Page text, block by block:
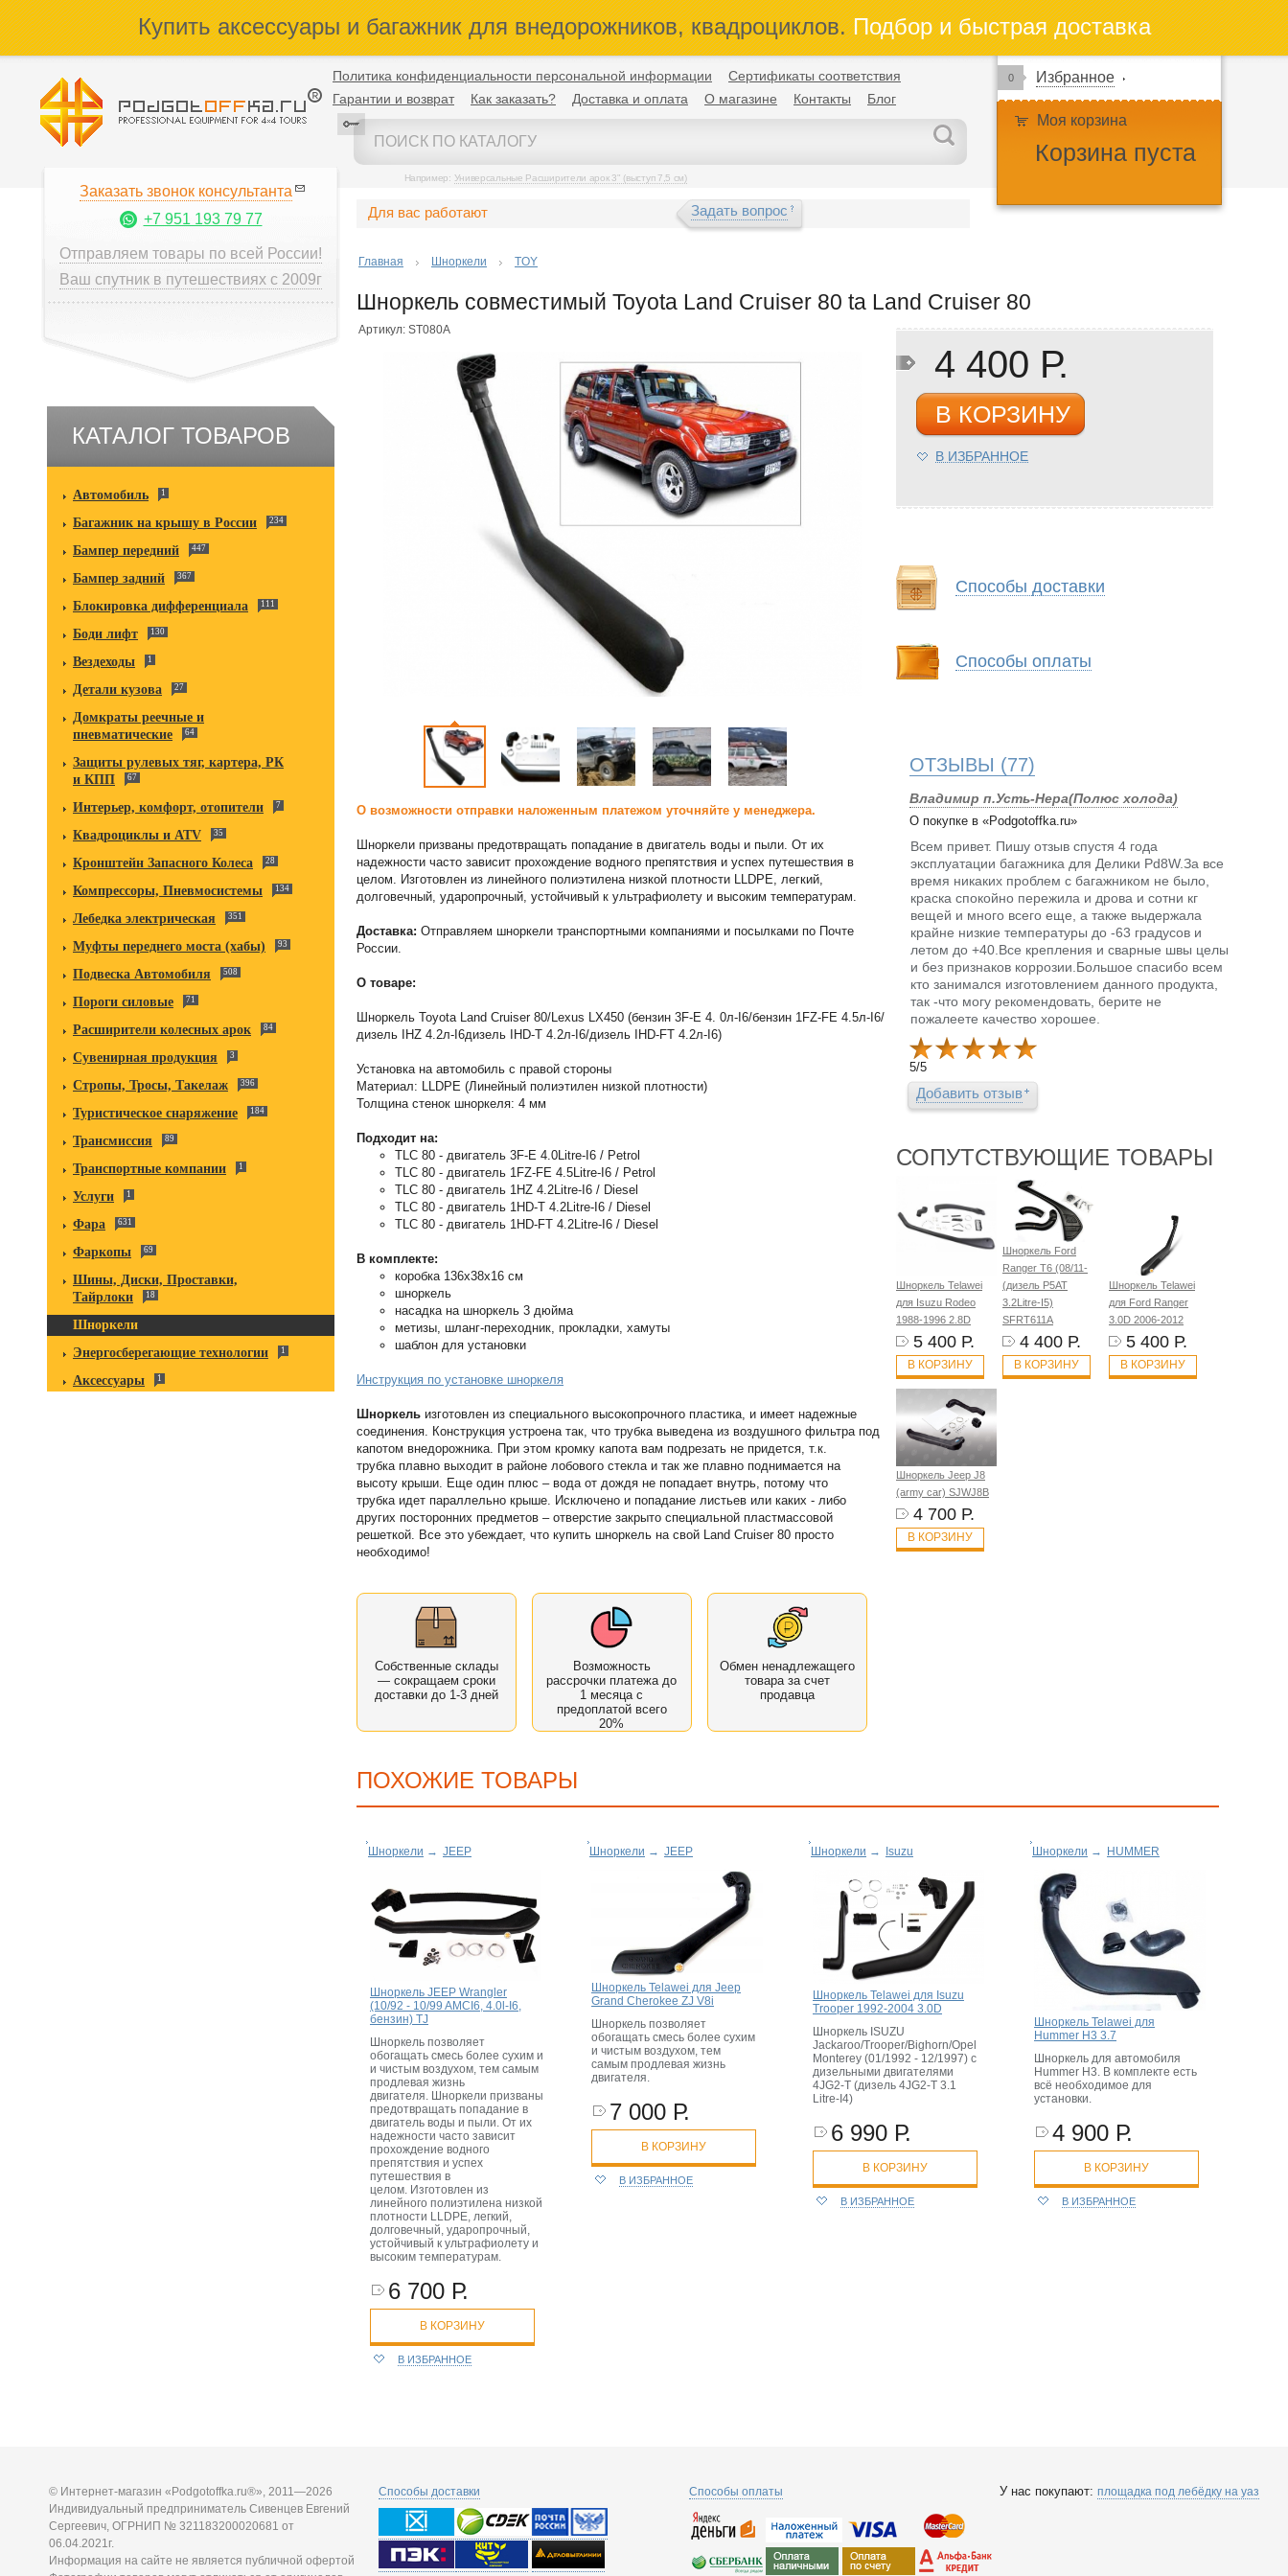
Купить аксессуары и багажник для внедорожников, квадроциклов.Подбор и быстрая доставка
Политика конфиденциальности персональной информации
Сертификаты соответствия
Гарантии и возврат
Как заказать? Доставка и оплата О магазине Контакты Блог
Например: Универсальные Расширители арок 3" (выступ 7,5 см)
0 Избранное
Моя корзина
Корзина пуста
Заказать звонок консультанта
+7 951 193 79 77
Отправляем товары по всей России!
Ваш спутник в путешествиях с 2009г
КАТАЛОГ ТОВАРОВ
Автомобиль 1
Багажник на крышу в России 234
Бампер передний 447
Бампер задний 367
Блокировка дифференциала 111
Боди лифт 130
Вездеходы 1
Детали кузова 27
Домкраты реечные и
пневматические
64
Защиты рулевых тяг, картера, РК
и КПП
67
Интерьер, комфорт, отопители 7
Квадроциклы и ATV 35
Кронштейн Запасного Колеса 28
Компрессоры, Пневмосистемы 134
Лебедка электрическая 351
Муфты переднего моста (хабы) 93
Подвеска Автомобиля 508
Пороги силовые 71
Расширители колесных арок 84
Сувенирная продукция 3
Стропы, Тросы, Такелаж 396
Туристическое снаряжение 184
Трансмиссия 89
Транспортные компании 1
Услуги 1
Фара 631
Фаркопы 69
Шины, Диски, Проставки,
Тайрлоки
18
Шноркели
Энергосберегающие технологии
1
Аксессуары 1
Для вас работают Задать вопрос
Главная Шноркели TOY
Шноркель совместимый Toyota Land Cruiser 80 ta Land Cruiser 80
Артикул: ST080A
О возможности отправки наложенным платежом уточняйте у менеджера.
Шноркели призваны предотвращать попадание в двигатель воды и пыли. От их
надежности часто зависит прохождение водного препятствия и успех путешествия в
целом. Изготовлен из линейного полиэтилена низкой плотности LLDPE, легкий,
долговечный, ударопрочный, устойчивый к ультрафиолету и высоким температурам.
Доставка: Отправляем шноркели транспортными компаниями и посылками по Почте
России.
О товаре:
Шноркель Toyota Land Cruiser 80/Lexus LX450 (бензин 3F-E 4. 0л-I6/бензин 1FZ-FE 4.5л-I6/
дизель IHZ 4.2л-I6дизель IHD-T 4.2л-I6/дизель IHD-FT 4.2л-I6)
Установка на автомобиль с правой стороны
Материал: LLDPE (Линейный полиэтилен низкой плотности)
Толщина стенок шноркеля: 4 мм
Подходит на:
TLC 80 - двигатель 3F-E 4.0Litre-I6 / Petrol
TLC 80 - двигатель 1FZ-FE 4.5Litre-I6 / Petrol
TLC 80 - двигатель 1HZ 4.2Litre-I6 / Diesel
TLC 80 - двигатель 1HD-T 4.2Litre-I6 / Diesel
TLC 80 - двигатель 1HD-FT 4.2Litre-I6 / Diesel
В комплекте:
коробка 136х38x16 см
шноркель
насадка на шноркель 3 дюйма
метизы, шланг-переходник, прокладки, хамуты
шаблон для установки
Инструкция по установке шноркеля
Шноркель изготовлен из специального высокопрочного пластика, и имеет надежные
соединения. Конструкция устроена так, что трубка выведена из воздушного фильтра под
капотом внедорожника. При этом кромку капота вам подрезать не придется, т.к.
трубка плавно выходит в районе лобового стекла и так же плавно поднимается на
высоту крыши. Еще один плюс – вода от дождя не попадает внутрь, потому что
трубка идет параллельно крыше. Исключено и попадание листьев или каких - либо
других посторонних предметов – отверстие закрыто специальной пластмассовой
решеткой. Все это убеждает, что купить шноркель на свой Land Cruiser 80 просто
необходимо!
Собственные склады
— сокращаем сроки
доставки до 1-3 дней
Возможность
рассрочки платежа до
1 месяца с
предоплатой всего
20%
Обмен ненадлежащего
товара за счет
продавца
4 400 Р.
В КОРЗИНУ
В ИЗБРАННОЕ
Способы доставки
Способы оплаты
ОТЗЫВЫ (77)
Владимир п.Усть-Нера(Полюс холода)
О покупке в «Podgotoffka.ru»
Всем привет. Пишу отзыв спустя 4 года
эксплуатации багажника для Делики Pd8W.За все
время никаких проблем с багажником не было,
краска спокойно пережила и дрова и сотни кг
вещей и много всего еще, а также выдержала
крайне низкие температуры до -63 градусов и
летом до +40.Все крепления и сварные швы целы
и без признаков коррозии.Большое спасибо всем
кто занимался изготовлением данного продукта,
так -что могу рекомендовать, берите не
пожалеете качество хорошее.
5/5
Добавить отзыв
СОПУТСТВУЮЩИЕ ТОВАРЫ
Шноркель Telawei
для Isuzu Rodeo
1988-1996 2.8D
5 400 Р.
В КОРЗИНУ
Шноркель Ford
Ranger T6 (08/11-
(дизель P5AT
3.2Litre-I5)
SFRT611A
4 400 Р.
В КОРЗИНУ
Шноркель Telawei
для Ford Ranger
3.0D 2006-2012
5 400 Р.
В КОРЗИНУ
Шноркель Jeep J8
(army car) SJWJ8B
4 700 Р.
В КОРЗИНУ
ПОХОЖИЕ ТОВАРЫ
Шноркели → JEEP
Шноркель JEEP Wrangler
(10/92 - 10/99 AMCI6, 4.0l-I6,
бензин) TJ
Шноркель позволяет
обогащать смесь более сухим и
и чистым воздухом, тем самым
продлевая жизнь
двигателя. Шноркели призваны
предотвращать попадание в
двигатель воды и пыли. От их
надежности часто зависит
прохождение водного
препятствия и успех
путешествия в
целом. Изготовлен из
линейного полиэтилена низкой
плотности LLDPE, легкий,
долговечный, ударопрочный,
устойчивый к ультрафиолету и
высоким температурам.
6 700 Р.
В КОРЗИНУ
В ИЗБРАННОЕ
Шноркели → JEEP
Шноркель Telawei для Jeep
Grand Cherokee ZJ V8i
Шноркель позволяет
обогащать смесь более сухим
и чистым воздухом, тем
самым продлевая жизнь
двигателя.
7 000 Р.
В КОРЗИНУ
В ИЗБРАННОЕ
Шноркели → Isuzu
Шноркель Telawei для Isuzu
Trooper 1992-2004 3.0D
Шноркель ISUZU
Jackaroo/Trooper/Bighorn/Opel
Monterey (01/1992 - 12/1997) с
дизельными двигателями
4JG2-T (дизель 4JG2-T 3.1
Litre-I4)
6 990 Р.
В КОРЗИНУ
В ИЗБРАННОЕ
Шноркели → HUMMER
Шноркель Telawei для
Hummer H3 3.7
Шноркель для автомобиля
Hummer H3. В комплекте есть
всё необходимое для
установки.
4 900 Р.
В КОРЗИНУ
В ИЗБРАННОЕ
© Интернет-магазин «Podgotoffka.ru®», 2011—2026
Индивидуальный предприниматель Сивенцев Евгений
Сергеевич, ОГРНИП № 321183200020681 от
06.04.2021г.
Информация на сайте не является публичной офертой
Способы доставки Способы оплаты У нас покупают: площадка под лебёдку на уаз